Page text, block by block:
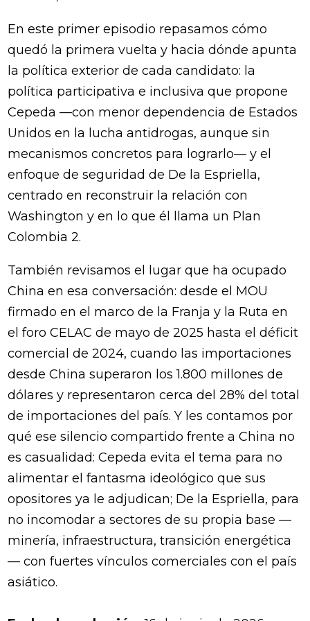
En este primer episodio repasamos cómo
quedó la primera vuelta y hacia dónde apunta
la política exterior de cada candidato: la
política participativa e inclusiva que propone
Cepeda —con menor dependencia de Estados
Unidos en la lucha antidrogas, aunque sin
mecanismos concretos para lograrlo— y el
enfoque de seguridad de De la Espriella,
centrado en reconstruir la relación con
Washington y en lo que él llama un Plan
Colombia 2.
También revisamos el lugar que ha ocupado
China en esa conversación: desde el MOU
firmado en el marco de la Franja y la Ruta en
el foro CELAC de mayo de 2025 hasta el déficit
comercial de 2024, cuando las importaciones
desde China superaron los 1.800 millones de
dólares y representaron cerca del 28% del total
de importaciones del país. Y les contamos por
qué ese silencio compartido frente a China no
es casualidad: Cepeda evita el tema para no
alimentar el fantasma ideológico que sus
opositores ya le adjudican; De la Espriella, para
no incomodar a sectores de su propia base —
minería, infraestructura, transición energética
— con fuertes vínculos comerciales con el país
asiático.